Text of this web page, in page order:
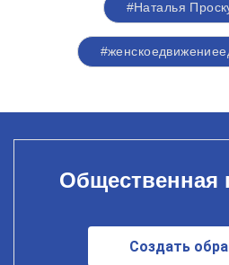
#Наталья
Общественная
Создать